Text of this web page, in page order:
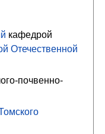
кафедрой
Отечественной
почвенно-